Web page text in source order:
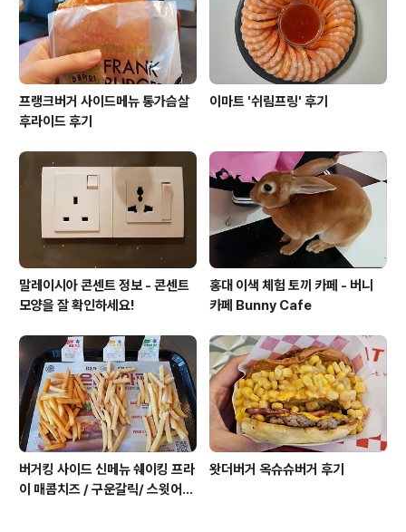
프랭크버거 사이드메뉴 통가슴살
후라이드 후기
이마트 '쉬림프링' 후기
말레이시아 콘센트 정보 - 콘센트
모양을 잘 확인하세요!
홍대 이색 체험 토끼 카페 - 버니
카페 Bunny Cafe
버거킹 사이드 신메뉴 쉐이킹 프라
이 매콤치즈 / 구운갈릭/ 스윗어니
왓더버거 옥슈슈버거 후기